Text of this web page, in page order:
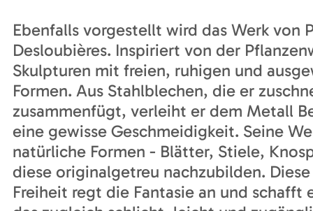
Ebenfalls vorgestellt wird das Werk von
Desloubières. Inspiriert von der
Skulpturen mit freien, ruhigen und
Formen. Aus Stahlblechen, die er
zusammenfügt, verleiht er dem Metall
eine gewisse Geschmeidigkeit. Seine
natürliche Formen - Blätter, Stiele,
diese originalgetreu nachzubilden.
Freiheit regt die Fantasie an und schafft